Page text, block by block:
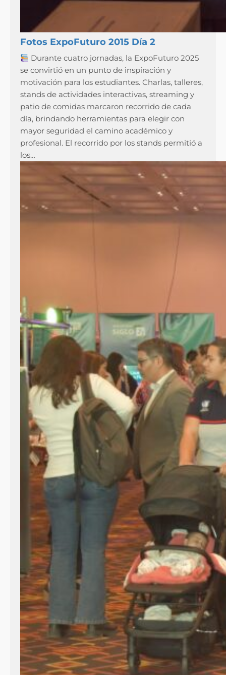
Fotos ExpoFuturo 2015 Día 2
Durante cuatro jornadas, la ExpoFuturo 2025
se convirtió en un punto de inspiración y
motivación para los estudiantes. Charlas, talleres,
stands de actividades interactivas, streaming y
patio de comidas marcaron recorrido de cada
día, brindando herramientas para elegir con
mayor seguridad el camino académico y
profesional. El recorrido por los stands permitió a
los…